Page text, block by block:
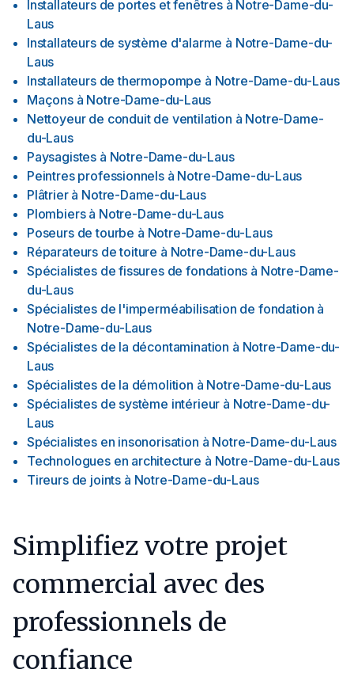
Installateurs de portes et fenêtres à Notre-Dame-du-
Laus
Installateurs de système d'alarme à Notre-Dame-du-
Laus
Installateurs de thermopompe à Notre-Dame-du-Laus
Maçons à Notre-Dame-du-Laus
Nettoyeur de conduit de ventilation à Notre-Dame-
du-Laus
Paysagistes à Notre-Dame-du-Laus
Peintres professionnels à Notre-Dame-du-Laus
Plâtrier à Notre-Dame-du-Laus
Plombiers à Notre-Dame-du-Laus
Poseurs de tourbe à Notre-Dame-du-Laus
Réparateurs de toiture à Notre-Dame-du-Laus
Spécialistes de fissures de fondations à Notre-Dame-
du-Laus
Spécialistes de l'imperméabilisation de fondation à
Notre-Dame-du-Laus
Spécialistes de la décontamination à Notre-Dame-du-
Laus
Spécialistes de la démolition à Notre-Dame-du-Laus
Spécialistes de système intérieur à Notre-Dame-du-
Laus
Spécialistes en insonorisation à Notre-Dame-du-Laus
Technologues en architecture à Notre-Dame-du-Laus
Tireurs de joints à Notre-Dame-du-Laus
Simplifiez votre projet
commercial avec des
professionnels de
confiance